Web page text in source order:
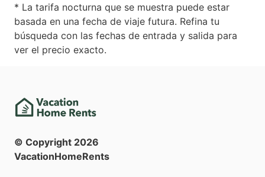
* La tarifa nocturna que se muestra puede estar
basada en una fecha de viaje futura. Refina tu
búsqueda con las fechas de entrada y salida para
ver el precio exacto.
© Copyright 2026
VacationHomeRents